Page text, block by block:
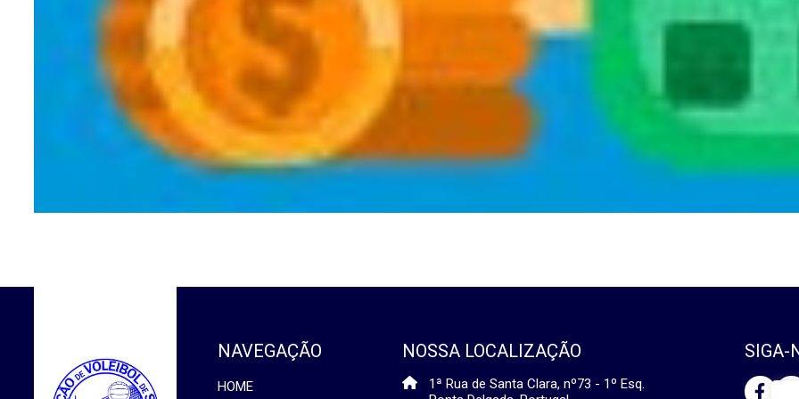
NAVEGAÇÃO
HOME
NOSSA LOCALIZAÇÃO
1ª Rua de Santa Clara, nº73 - 1º Esq.
SIGA-